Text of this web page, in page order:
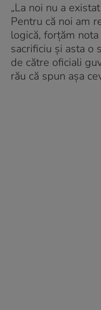
„La noi nu a
Pentru că noi am
logică, forţăm
sacrificiu şi asta o
de către oficiali
rău că spun aşa